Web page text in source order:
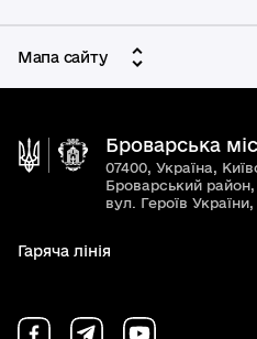
Мапа сайту
Броварська
07400, Україна,
Броварський
вул. Героїв України,
Гаряча лінія